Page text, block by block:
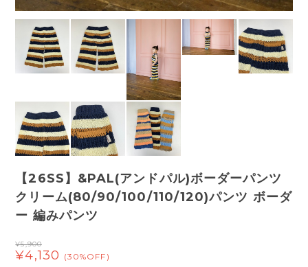
【26SS】&PAL(アンドパル)ボーダーパンツ
クリーム(80/90/100/110/120)パンツ ボーダ
ー 編みパンツ
¥5,900
¥4,130 (30%OFF)